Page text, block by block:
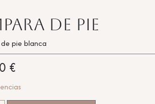
de pie
pie blanca
€